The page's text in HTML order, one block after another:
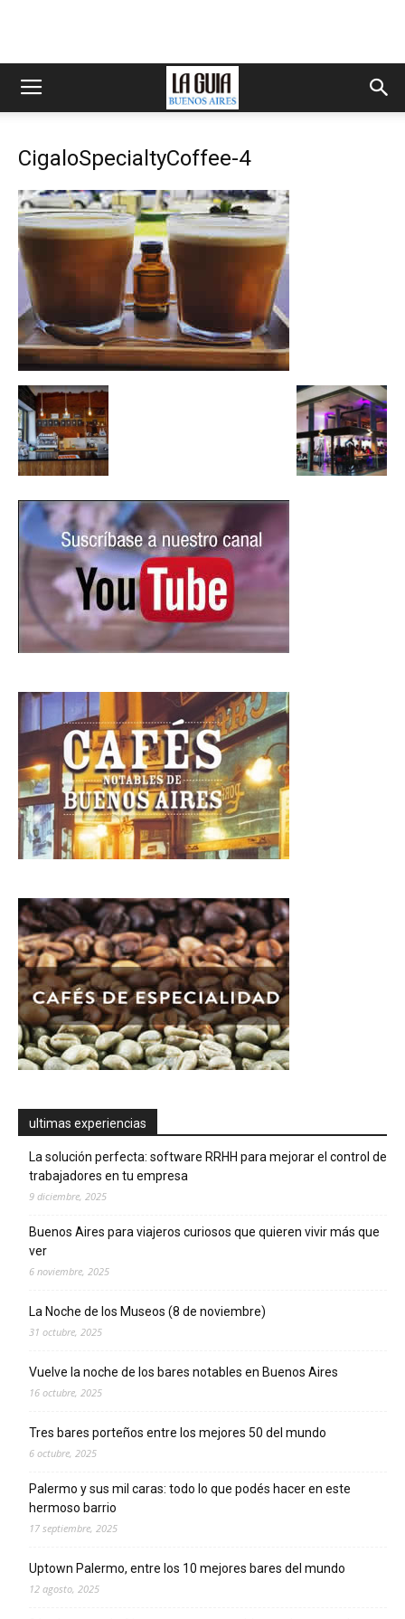
CigaloSpecialtyCoffee-4
ultimas experiencias
La solución perfecta: software RRHH para mejorar el control de
trabajadores en tu empresa
9 diciembre, 2025
Buenos Aires para viajeros curiosos que quieren vivir más que
ver
6 noviembre, 2025
La Noche de los Museos (8 de noviembre)
31 octubre, 2025
Vuelve la noche de los bares notables en Buenos Aires
16 octubre, 2025
Tres bares porteños entre los mejores 50 del mundo
6 octubre, 2025
Palermo y sus mil caras: todo lo que podés hacer en este
hermoso barrio
17 septiembre, 2025
Uptown Palermo, entre los 10 mejores bares del mundo
12 agosto, 2025